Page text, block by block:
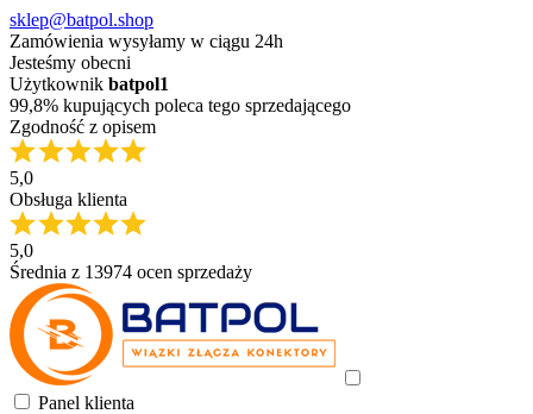
sklep@batpol.shop
Zamówienia wysyłamy w ciągu 24h
Jesteśmy obecni
Użytkownik batpol1
99,8% kupujących poleca tego sprzedającego
Zgodność z opisem
5,0
Obsługa klienta
5,0
Średnia z 13974 ocen sprzedaży
Panel klienta